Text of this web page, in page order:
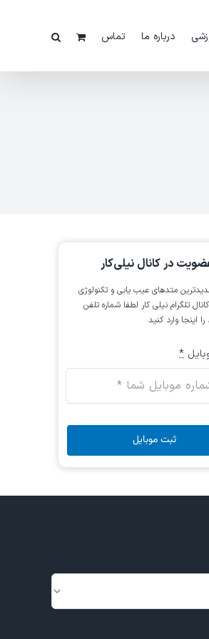
درباره ما تماس
در کانال نیلی‌کار
متد‌های عیب یابی‌ و تکنولوژی
تلگرام نیلی کار لطفا شماره تلفن
اینجا وارد کنید
*
ثبت موبایل